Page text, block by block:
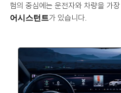
험의 중심에는 운전자와 차량을 가
어시스턴트가 있습니다.